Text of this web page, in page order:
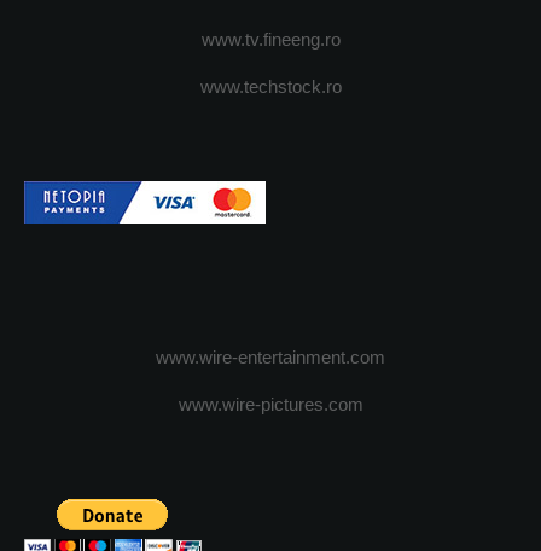
www.tv.fineeng.ro
www.techstock.ro
www.wire-entertainment.com
www.wire-pictures.com